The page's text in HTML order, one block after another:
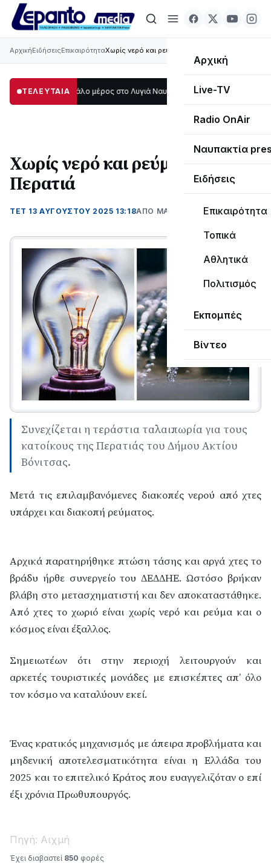
Αρχική
Live-TV
Radio OnAir
Ναυπακτία
Ειδήσεις
Επικαιρότητα
Τοπικά
Αθλητικά
Πολιτισμός
Εκπομπές
Βίντεο
ΑρχικήΕιδήσειςΕπικαιρότηταΧωρίς νερό και ρεύμα η Περατιά
ΤΕΛΕΥΤΑΙΑ
μεγάλο μέρος στο Λυγιά Ναυπάκτου12:08 Σε τροχιά υλοποίησης
Χωρίς νερό και ρεύμα η
Περατιά
ΤΕΤ 13 ΑΥΓΟΎΣΤΟΥ 2025 13:18ΑΠΌ ΜΑΝΤΩ ΚΑΠΕΝΤΖΩΝΗ
Συνεχίζεται η τεράστια ταλαιπωρία για τους
κατοίκους της Περατιάς του Δήμου Ακτίου
Βόνιτσας.
Μετά τις επιλαμβανόμενες διακοπές νερού από χτες
υπάρχει και διακοπή ρεύματος.
Αρχικά παρατηρήθηκε πτώση τάσης και αργά χτες το
βράδυ ήρθε συνεργείο του ΔΕΔΔΗΕ. Ωστόσο βρήκαν
βλάβη στο μετασχηματιστή και δεν αποκαταστάθηκε.
Από χτες το χωριό είναι χωρίς νερό και ρεύμα και ο
κόσμος είναι έξαλλος.
Σημειωτέων ότι στην περιοχή λειτουργούν και
αρκετές τουριστικές μονάδες με επισκέπτες απ’ όλο
τον κόσμο να καταλύουν εκεί.
Ένας κρατικός μηχανισμός με άπειρα προβλήματα και
μηδενική αποτελεσματικότητα είναι η Ελλάδα του
2025 και το επιτελικό Κράτος που ευαγγελιζόταν ο επί
έξι χρόνια Πρωθυπουργός.
Πηγή: Αιχμή
Έχει διαβαστεί 850 φορές